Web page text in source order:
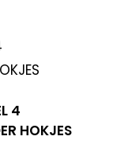
4
HOKJES